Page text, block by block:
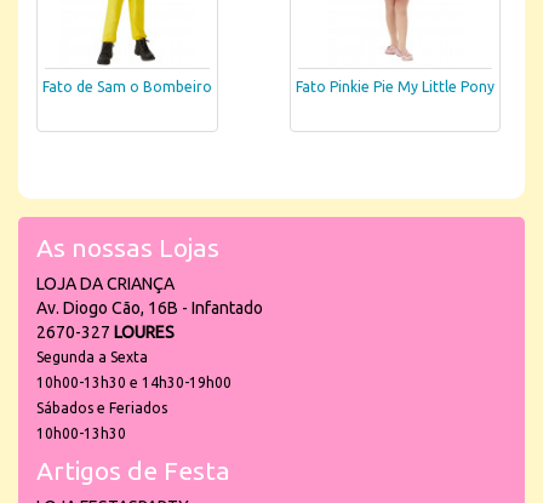
Fato de Sam o Bombeiro Fato Pinkie Pie My Little Pony
As nossas Lojas
LOJA DA CRIANÇA
Av. Diogo Cão, 16B - Infantado
2670-327 LOURES
Segunda a Sexta
10h00-13h30 e 14h30-19h00
Sábados e Feriados
10h00-13h30
Artigos de Festa